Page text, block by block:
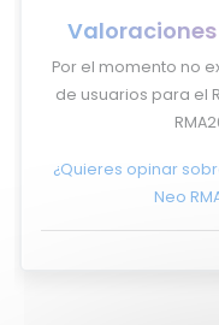
Por el momento no
de usuarios para el
¿Quieres opinar
Neo